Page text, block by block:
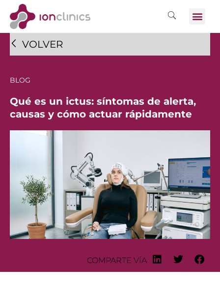
VOLVER
BLOG
Qué es un ictus: síntomas de alerta,
causas y cómo actuar rápidamente
COMPARTE VÍA